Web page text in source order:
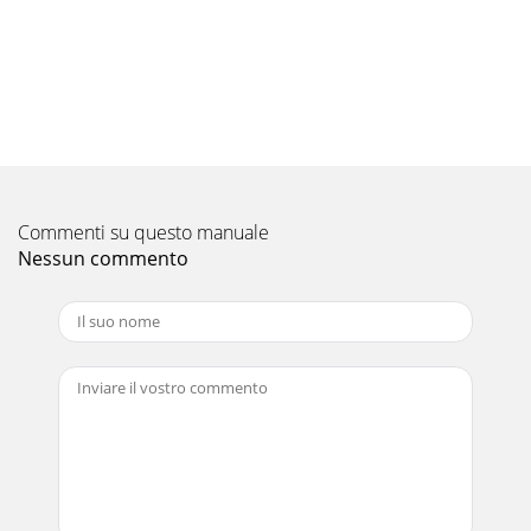
deshumidificación, la temperatura establecida cambia
2Contents1. Safety Precautions2. Parts Names PKA-
A·KA4► Before installing the unit, make sure you read all the
Pagina 13 - 8. Spécifications techniques
Commenti su questo manuale
Nessun commento